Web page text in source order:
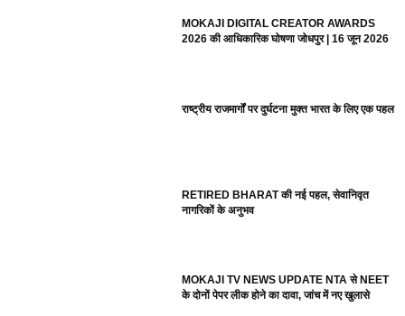
MOKAJI DIGITAL CREATOR AWARDS
2026 की आधिकारिक घोषणा जोधपुर | 16 जून 2026
राष्ट्रीय राजमार्गों पर दुर्घटना मुक्त भारत के लिए एक पहल
RETIRED BHARAT की नई पहल, सेवानिवृत
नागरिकों के अनुभव
MOKAJI TV NEWS UPDATE NTA से NEET
के दोनों पेपर लीक होने का दावा, जांच में नए खुलासे